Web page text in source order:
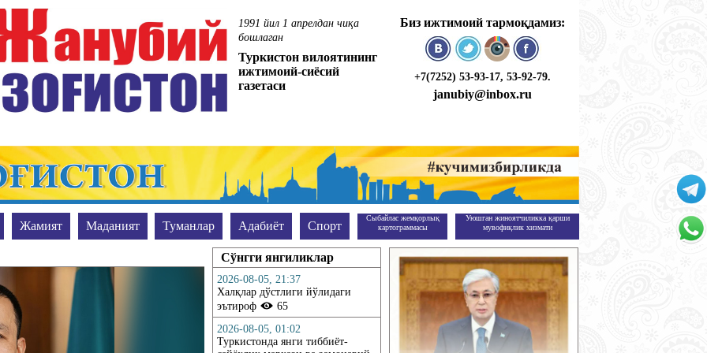
1991 йил 1 апрелдан чиқа
бошлаган
Туркистон вилоятининг
ижтимоий-сиёсий
газетаси
Биз ижтимоий тармоқдамиз:
+7(7252) 53-93-17, 53-92-79.
janubiy@inbox.ru
+
Жамият Маданият Туманлар Адабиёт Спорт
Сыбайлас жемқорлық
картограммасы
Уюшган жиноятчиликка қарши
мувофиқлик хизмати
Уюшган жиноятчиликка қарши мувофиқлик хизмати
Сўнгги янгиликлар
2026-08-05, 21:37
Халқлар дўстлиги йўлидаги
эътироф
65
2026-08-05, 01:02
Туркистонда янги тиббиёт-